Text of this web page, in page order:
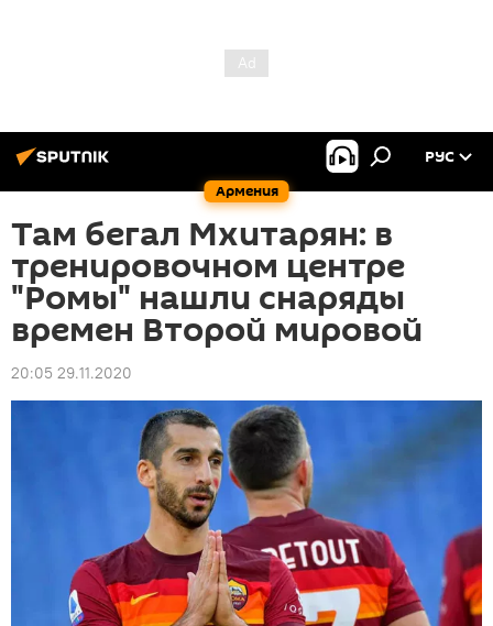
Армения
РУС
Там бегал Мхитарян: в
тренировочном центре
"Ромы" нашли снаряды
времен Второй мировой
20:05 29.11.2020